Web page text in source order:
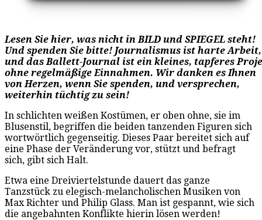
Lesen Sie hier, was nicht in BILD und SPIEGEL steht!
Und spenden Sie bitte! Journalismus ist harte Arbeit,
und das Ballett-Journal ist ein kleines, tapferes
ohne regelmäßige Einnahmen. Wir danken es Ihnen
von Herzen, wenn Sie spenden, und versprechen,
weiterhin tüchtig zu sein!
In schlichten weißen Kostümen, er oben ohne, sie im
Blusenstil, begriffen die beiden tanzenden Figuren sich
wortwörtlich gegenseitig. Dieses Paar bereitet sich auf
eine Phase der Veränderung vor, stützt und befragt
sich, gibt sich Halt.
Etwa eine Dreiviertelstunde dauert das ganze
Tanzstück zu elegisch-melancholischen Musiken von
Max Richter und Philip Glass. Man ist gespannt, wie sich
die angebahnten Konflikte hierin lösen werden!